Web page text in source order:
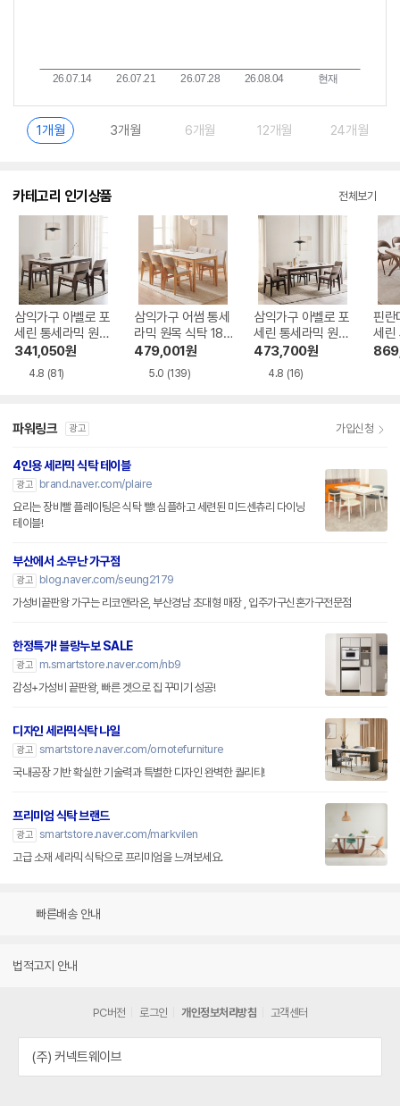
1개월 3개월 6개월 12개월 24개월
카테고리 인기상품 전체보기
삼익가구 아벨로 포
세린 통세라믹 원목
식탁 1400
341,050원
4.8 (81)
삼익가구 어썸 통세
라믹 원목 식탁 180
0
479,001원
5.0 (139)
삼익가구 아벨로 포
세린 통세라믹 원목
식탁 1800
473,700원
4.8 (16)
핀란
세린
목
파워링크 광고 가입신청
4인용 세라믹 식탁 테이블
광고
brand.naver.com/plaire
요리는 장비빨 플레이팅은 식탁 빨! 심플하고 세련된 미드센츄리 다이닝
테이블!
부산에서 소무난 가구점
광고
blog.naver.com/seung2179
가성비끝판왕 가구는 리코앤라온, 부산경남 초대형 매장 , 입주가구신혼가구전문점
한정특가! 블랑누보 SALE
광고
m.smartstore.naver.com/nb9
감성+가성비 끝판왕, 빠른 겟으로 집 꾸미기 성공!
디자인 세라믹식탁 나일
광고 smartstore.naver.com/ornotefurniture
국내공장 기반 확실한 기술력과 특별한 디자인 완벽한 퀄리티!
프리미엄 식탁 브랜드
광고 smartstore.naver.com/markvilen
고급 소재 세라믹 식탁으로 프리미엄을 느껴보세요.
빠른배송 안내
법적고지 안내
PC버전 로그인 개인정보처리방침 고객센터
(주) 커넥트웨이브